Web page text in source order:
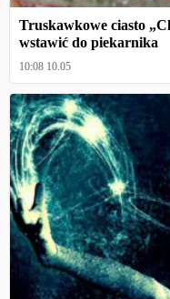
Truskawkowe ciasto
wstawić do piekarnika
10:08 10.05